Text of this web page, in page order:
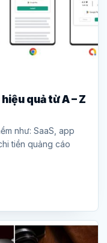
quả từ A – Z
như: SaaS, app
tiền quảng cáo